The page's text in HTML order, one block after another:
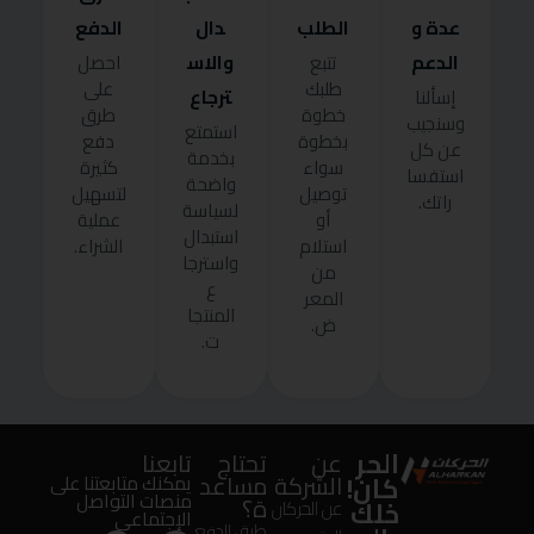
عدة و
الدعم
إسألنا
وسنجيب
عن كل
استفسا
راتك.
الطلب
تتبع
طلبك
خطوة
بخطوة
سواء
توصيل
أو
استلام
من
المعر
ض.
دال
والاس
ترجاع
استمتع
بخدمة
واضحة
لسياسة
استبدال
واسترجا
ع
المنتجا
ت.
الدفع
احصل
على
طرق
دفع
كثيرة
لتسهيل
عملية
الشراء.
الحر
كان!
خلك
عن
الشركة
عن الحركان
تحتاج
مساعد
ة؟
تابعنا
يمكنك متابعتنا على
منصات التواصل
الإجتماعى